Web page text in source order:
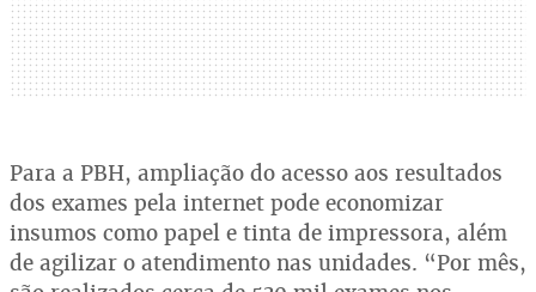
Para a PBH, ampliação do acesso aos resultados
dos exames pela internet pode economizar
insumos como papel e tinta de impressora, além
de agilizar o atendimento nas unidades. “Por mês,